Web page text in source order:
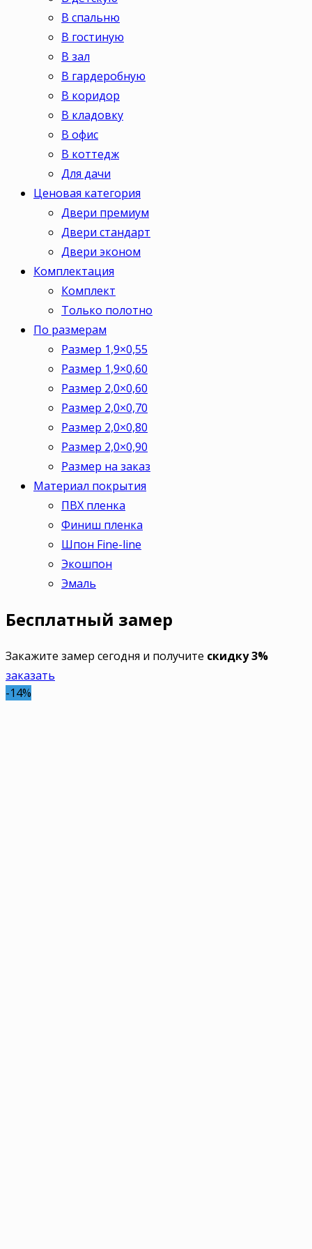
В спальню
В гостиную
В зал
В гардеробную
В коридор
В кладовку
В офис
В коттедж
Для дачи
Ценовая категория
Двери премиум
Двери стандарт
Двери эконом
Комплектация
Комплект
Только полотно
По размерам
Размер 1,9×0,55
Размер 1,9×0,60
Размер 2,0×0,60
Размер 2,0×0,70
Размер 2,0×0,80
Размер 2,0×0,90
Размер на заказ
Материал покрытия
ПВХ пленка
Финиш пленка
Шпон Fine-line
Экошпон
Эмаль
Бесплатный замер
Закажите замер сегодня и получите скидку 3%
заказать
-14%